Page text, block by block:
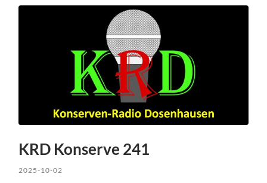
KRD Konserve 241
2025-10-02